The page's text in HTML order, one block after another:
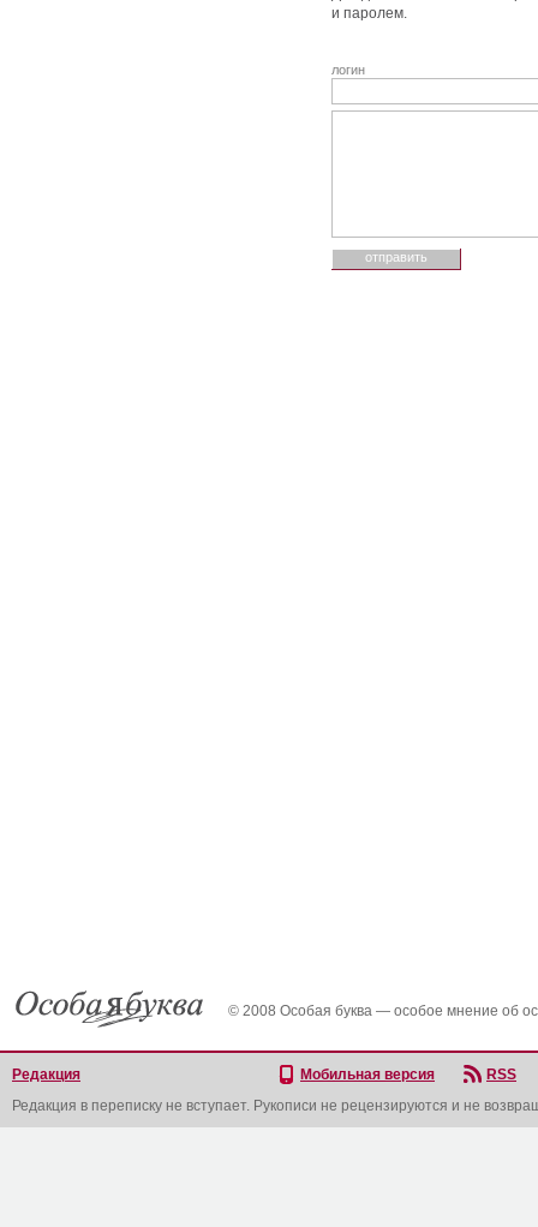
и паролем.
логин
© 2008 Особая буква — особое мнение об
Редакция Мобильная версия
RSS
Редакция в переписку не вступает. Рукописи не рецензируются и не